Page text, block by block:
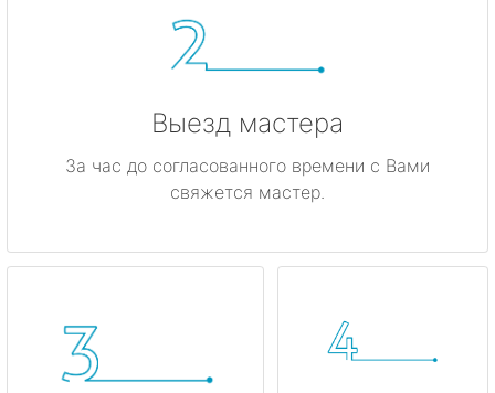
Выезд мастера
За час до согласованного времени с Вами
свяжется мастер.